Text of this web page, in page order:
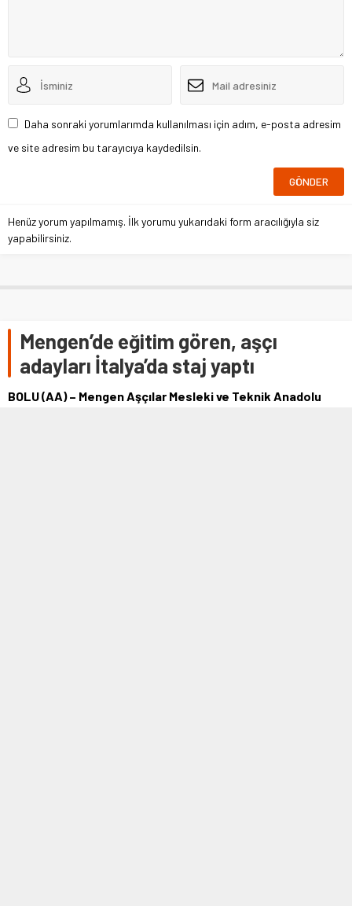
Daha sonraki yorumlarımda kullanılması için adım, e-posta adresim
ve site adresim bu tarayıcıya kaydedilsin.
Henüz yorum yapılmamış. İlk yorumu yukarıdaki form aracılığıyla siz
yapabilirsiniz.
Mengen’de eğitim gören, aşçı
adayları İtalya’da staj yaptı
BOLU (AA) – Mengen Aşçılar Mesleki ve Teknik Anadolu